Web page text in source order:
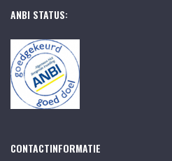
ANBI STATUS:
CONTACTINFORMATIE